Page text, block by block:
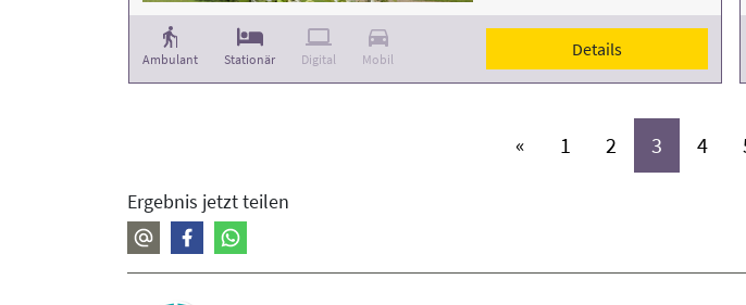
Ambulant Stationär Digital Mobil Details
« 1 (aktiv)
2 (aktiv)
3 (aktiv)
4
Ergebnis jetzt teilen